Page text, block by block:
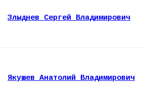
Злыднев Сергей Владимирович
Якушев Анатолий Владимирович